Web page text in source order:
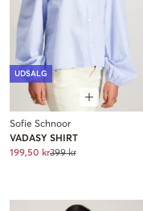
UDSALG
Sofie Schnoor
VADASY SHIRT
199,50 kr399 kr